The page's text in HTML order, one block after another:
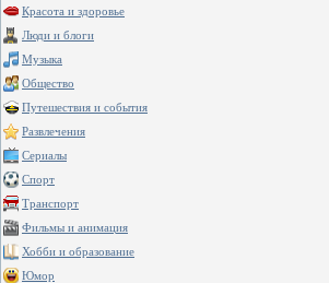
Красота и здоровье
Люди и блоги
Музыка
Общество
Путешествия и события
Развлечения
Сериалы
Спорт
Транспорт
Фильмы и анимация
Хобби и образование
Юмор